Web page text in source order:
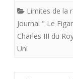
Limites de la
Journal " Le
Charles III du
Uni